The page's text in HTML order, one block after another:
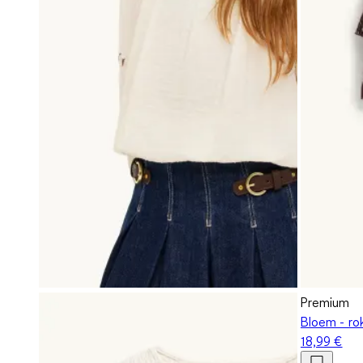
Premium
Bloem -
18,99 €